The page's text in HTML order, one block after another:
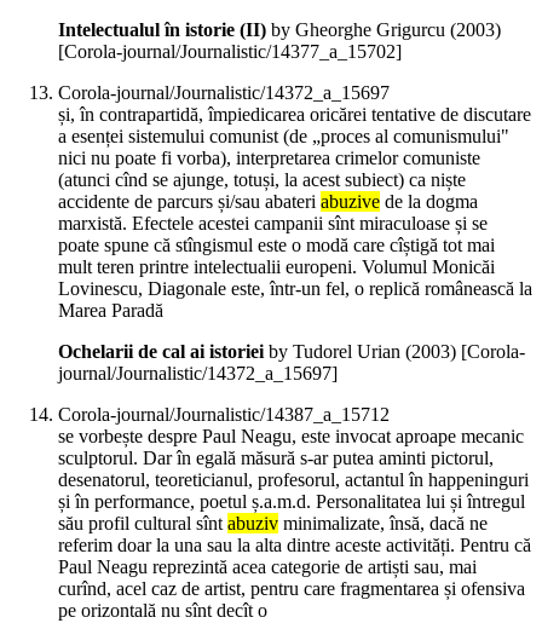
Intelectualul în istorie (II) by Gheorghe Grigurcu (2003)
[Corola-journal/Journalistic/14377_a_15702]
Corola-journal/Journalistic/14372_a_15697
și, în contrapartidă, împiedicarea oricărei tentative de discutare
a esenței sistemului comunist (de „proces al comunismului"
nici nu poate fi vorba), interpretarea crimelor comuniste
(atunci cînd se ajunge, totuși, la acest subiect) ca niște
accidente de parcurs și/sau abateri abuzive de la dogma
marxistă. Efectele acestei campanii sînt miraculoase și se
poate spune că stîngismul este o modă care cîștigă tot mai
mult teren printre intelectualii europeni. Volumul Monicăi
Lovinescu, Diagonale este, într-un fel, o replică românească la
Marea Paradă
Ochelarii de cal ai istorieiby Tudorel Urian (2003) [Corola-
journal/Journalistic/14372_a_15697]
Corola-journal/Journalistic/14387_a_15712
se vorbește despre Paul Neagu, este invocat aproape mecanic
sculptorul. Dar în egală măsură s-ar putea aminti pictorul,
desenatorul, teoreticianul, profesorul, actantul în happeninguri
și în performance, poetul ș.a.m.d. Personalitatea lui și întregul
său profil cultural sîntabuziv minimalizate, însă, dacă ne
referim doar la una sau la alta dintre aceste activități. Pentru că
Paul Neagu reprezintă acea categorie de artiști sau, mai
curînd, acel caz de artist, pentru care fragmentarea și ofensiva
pe orizontală nu sînt decît o